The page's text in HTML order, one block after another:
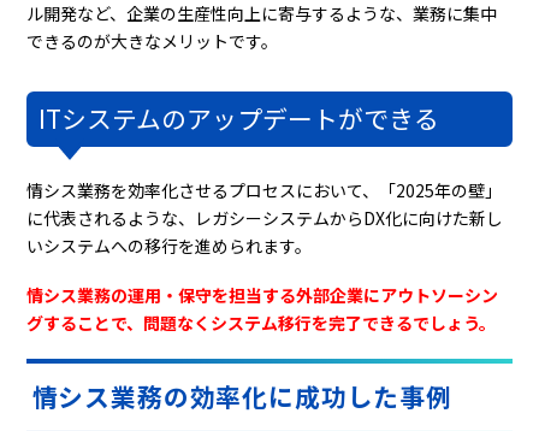
ル開発など、企業の生産性向上に寄与するような、業務に集中
できるのが大きなメリットです。
ITシステムのアップデートができる
情シス業務を効率化させるプロセスにおいて、「2025年の壁」
に代表されるような、レガシーシステムからDX化に向けた新し
いシステムへの移行を進められます。
情シス業務の運用・保守を担当する外部企業にアウトソーシン
グすることで、問題なくシステム移行を完了できるでしょう。
情シス業務の効率化に成功した事例